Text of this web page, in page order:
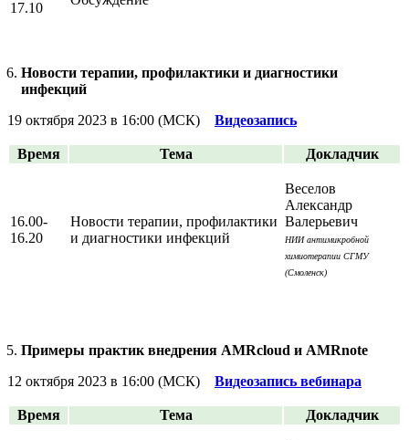
17.10
Новости терапии, профилактики и диагностики
инфекций
19 октября 2023 в 16:00 (МСК) Видеозапись
Время Тема Докладчик
16.00-
16.20
Новости терапии, профилактики
и диагностики инфекций
Веселов
Александр
Валерьевич
НИИ антимикробной
химиотерапии СГМУ
(Смоленск)
Примеры практик внедрения AMRcloud и AMRnote
12 октября 2023 в 16:00 (МСК) Видеозапись вебинара
Время Тема Докладчик